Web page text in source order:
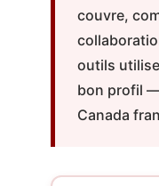
couvre,
outils
bon profil
Canada